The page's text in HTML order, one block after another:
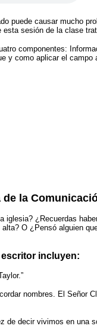
puede causar mucho
sesión de la clase
componentes:
y como aplicar el
la
¿Recuerdas
O ¿Pensó alguien
incluyen:
nombres. El Señor
de decir vivimos en una